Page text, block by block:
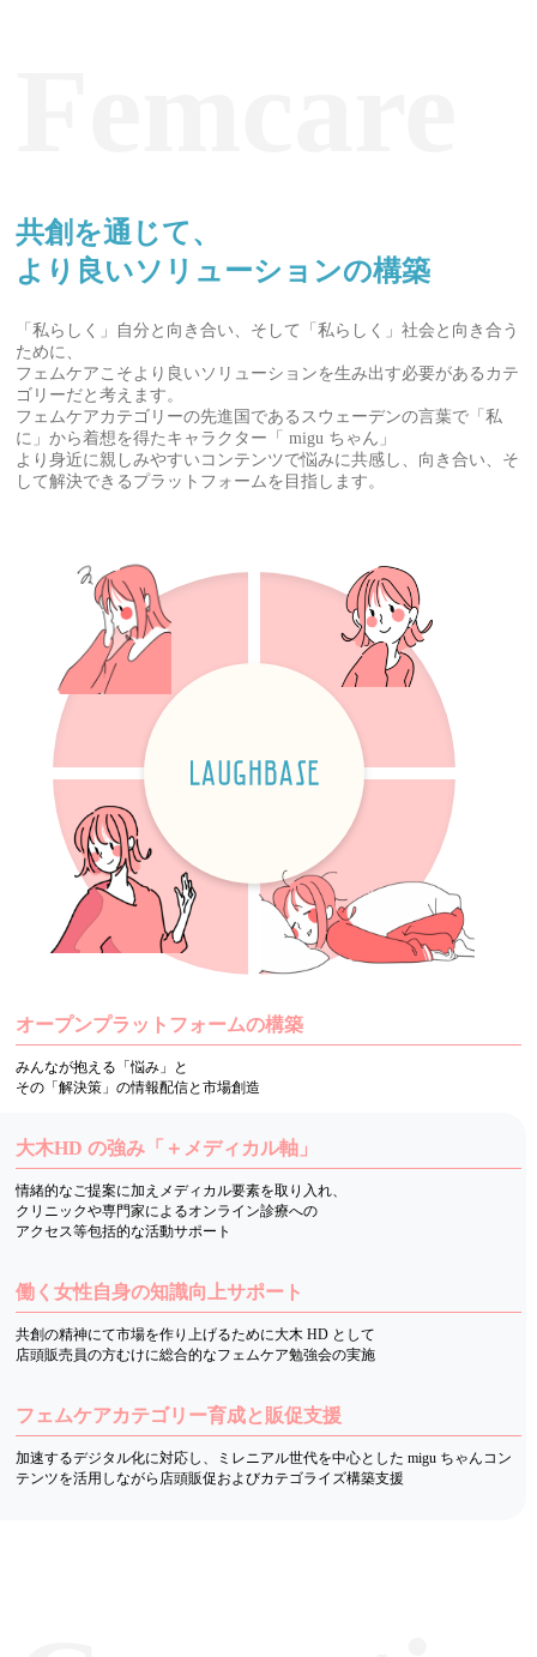
共創を通じて、
より良いソリューションの構築
「私らしく」自分と向き合い、そして「私らしく」社会と向き合う
ために、
フェムケアこそより良いソリューションを生み出す必要があるカテ
ゴリーだと考えます。
フェムケアカテゴリーの先進国であるスウェーデンの言葉で「私
に」から着想を得たキャラクター「 migu ちゃん」
より身近に親しみやすいコンテンツで悩みに共感し、向き合い、そ
して解決できるプラットフォームを目指します。
オープンプラットフォームの構築
みんなが抱える「悩み」と
その「解決策」の情報配信と市場創造
大木HD の強み「＋メディカル軸」
情緒的なご提案に加えメディカル要素を取り入れ、
クリニックや専門家によるオンライン診療への
アクセス等包括的な活動サポート
働く女性自身の知識向上サポート
共創の精神にて市場を作り上げるために大木 HD として
店頭販売員の方むけに総合的なフェムケア勉強会の実施
フェムケアカテゴリー育成と販促支援
加速するデジタル化に対応し、ミレニアル世代を中心とした migu ちゃんコン
テンツを活用しながら店頭販促およびカテゴライズ構築支援